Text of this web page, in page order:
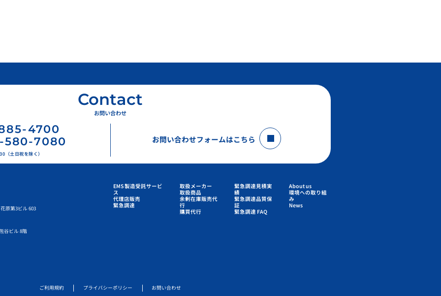
Contact
お問い合わせ
-4700
580-7080
（土日祝を除く）
お問い合わせフォームはこちら
原第3ビル 603
谷ビル 8階
EMS 製造受託サービ
ス
代理店販売
緊急調達
取扱メーカー
取扱商品
余剰在庫販売代
行
購買代行
緊急調達見積実
績
緊急調達品質保
証
緊急調達 FAQ
About us
環境への取り組
み
News
ご利用規約 プライバシーポリシー お問い合わせ